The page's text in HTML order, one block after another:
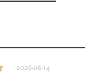
2026-06-14